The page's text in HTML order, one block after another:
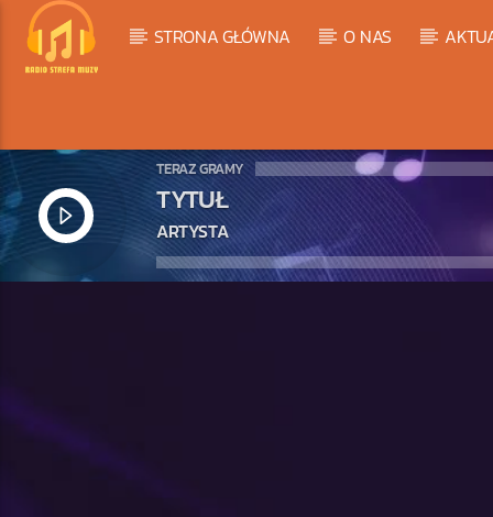
STRONA GŁÓWNA O NAS
TERAZ GRAMY
TYTUŁ
ARTYSTA